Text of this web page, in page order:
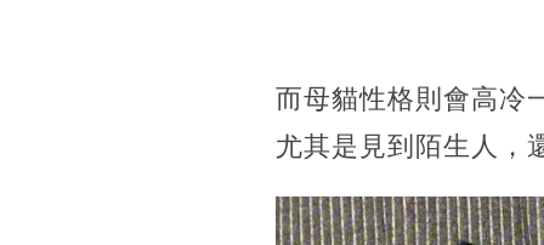
而母貓性格則會高冷
尤其是見到陌生人，